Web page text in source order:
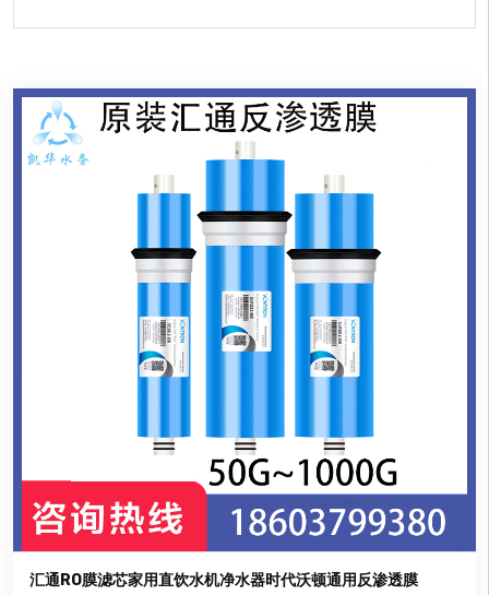
汇通RO膜滤芯家用直饮水机净水器时代沃顿通用反渗透膜